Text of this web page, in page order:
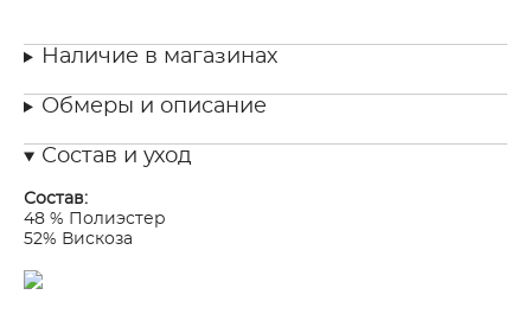
Наличие в магазинах
Обмеры и описание
Состав и уход
Состав:
48 % Полиэстер
52% Вискоза